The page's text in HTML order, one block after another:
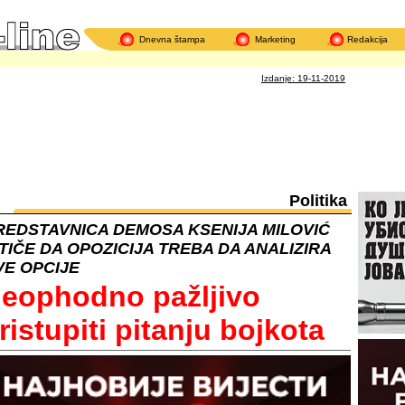
Dnevna štampa Marketing Redakcija
Izdanje: 19-11-2019
Politika
DEMOSA KSENIJA MILOVIĆ
DA OPOZICIJA TREBA DA ANALIZIRA
OPCIJE
pažljivo
pitanju bojkota